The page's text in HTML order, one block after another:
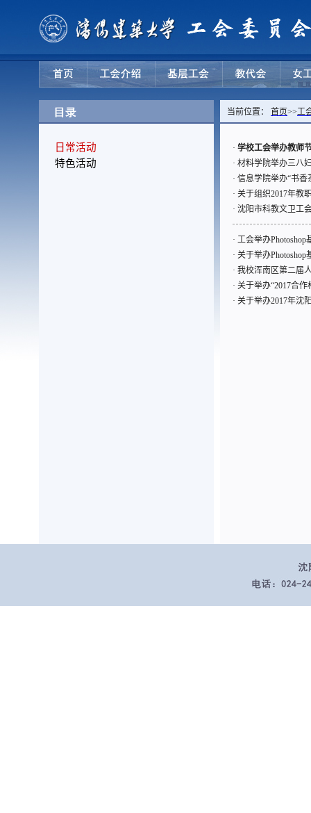
当前位置： 首页>>工
日常活动
特色活动
· 学校工会举办教师
· 材料学院举办三八
· 信息学院举办“书香
· 关于组织2017年教
· 沈阳市科教文卫工
· 工会举办Photoshop
· 关于举办
· 我校浑南区第二届
· 关于举办“2017合
· 关于举办2017年沈